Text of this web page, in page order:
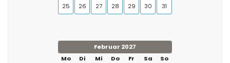
25 26 27 28 29 30 31
Februar 2027
Mo
Di Mi Do Fr Sa So